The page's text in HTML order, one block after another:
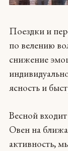
Поездки и
по велению
снижение
ясность и
Весной
Овен на
активность,